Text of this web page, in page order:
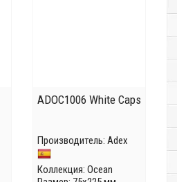
ADOC1006 White Caps
Производитель: Adex
Коллекция: Ocean